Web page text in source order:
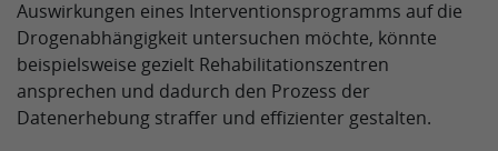
Auswirkungen eines Interventionsprogramms auf die
Drogenabhängigkeit untersuchen möchte, könnte
beispielsweise gezielt Rehabilitationszentren
ansprechen und dadurch den Prozess der
Datenerhebung straffer und effizienter gestalten.